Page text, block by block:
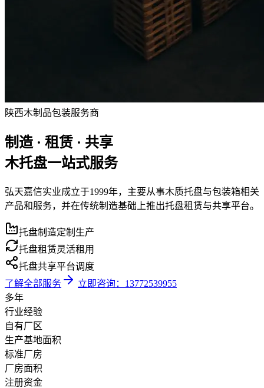
陕西木制品包装服务商
制造 · 租赁 · 共享
木托盘一站式服务
弘天嘉信实业成立于1999年，主要从事木质托盘与包装箱相关
产品和服务，并在传统制造基础上推出托盘租赁与共享平台。
托盘制造定制生产
托盘租赁灵活租用
托盘共享平台调度
了解全部服务
立即咨询：13772539955
多年
行业经验
自有厂区
生产基地面积
标准厂房
厂房面积
注册资金